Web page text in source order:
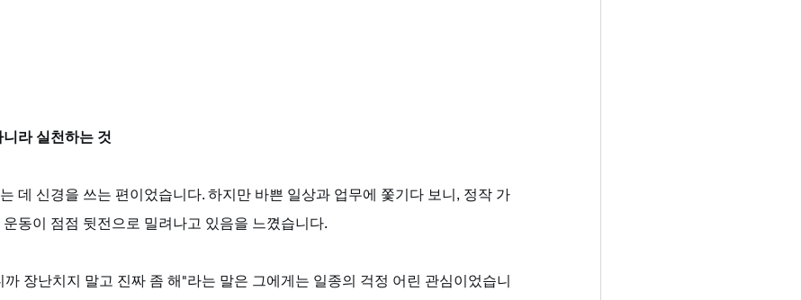
라 실천하는 것
데 신경을 쓰는 편이었습니다. 하지만 바쁜 일상과 업무에 쫓기다 보니, 정작 가
동이 점점 뒷전으로 밀려나고 있음을 느꼈습니다.
장난치지 말고 진짜 좀 해"라는 말은 그에게는 일종의 걱정 어린 관심이었습니